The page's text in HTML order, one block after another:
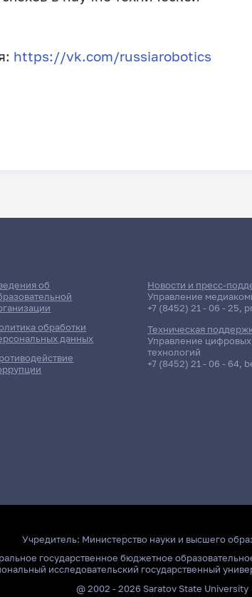
https://vk.com/russiarobotics
об
обработки
данных
Новости и пресс-
Управление
+7 (8452) 21 - 06 - 25,
Техническая
Управление
технологий
+7 (8452) 21 - 06 - 64,
Учредитель: Министерство науки и высшего
государственное бюджетное
исследовательский государственный
@ 2002 - 2026 Saratov State University